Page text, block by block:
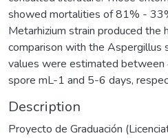
showed mortalities of 81% -
Metarhizium strain produced the
comparison with the Aspergillus
values were estimated
spore mL-1 and 5-6 days,
Description
Proyecto de Graduación